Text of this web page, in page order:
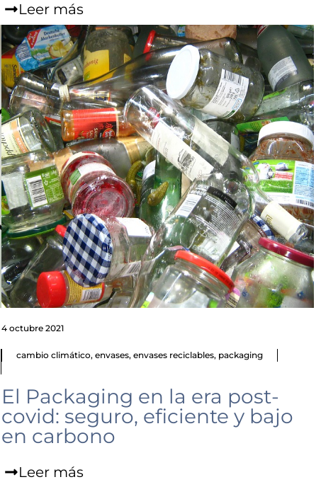
Leer más
4 octubre 2021
cambio climático, envases, envases reciclables, packaging
El Packaging en la era post-
covid: seguro, eficiente y bajo
en carbono
Leer más